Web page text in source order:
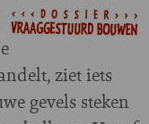
ziet iets
gevels steken